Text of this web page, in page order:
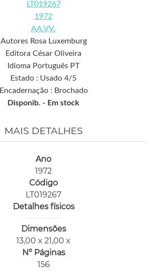
LT019267
1972
AA.VV.
Autores Rosa Luxemburg
Editora César Oliveira
Idioma Português PT
Estado : Usado 4/5
Encadernação : Brochado
Disponib. - Em stock
MAIS DETALHES
Ano
1972
Código
LT019267
Detalhes físicos
Dimensões
13,00 x 21,00 x
Nº Páginas
156